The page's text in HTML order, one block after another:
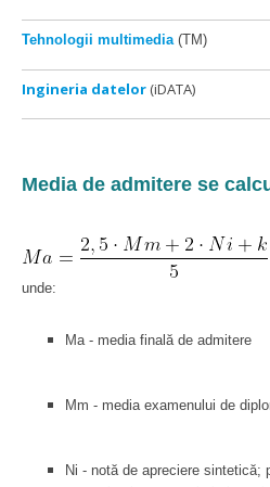
Tehnologii multimedia(TM)
Ingineria datelor (iDATA)
Media de admitere se
unde:
Ma - media finală de admitere
Mm - media examenului de
Ni - notă de apreciere sintetică;